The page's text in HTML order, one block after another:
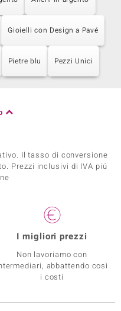
Gioielli con Design a Pavé
Pietre blu Pezzi Unici
Il tasso di conversione
Prezzi inclusivi di IVA piú
I migliori prezzi
Non lavoriamo con
abbattendo così
i costi